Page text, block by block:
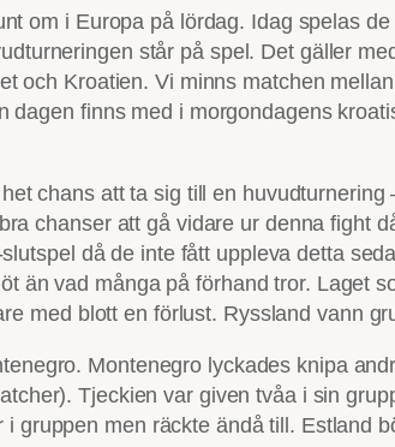
om i Europa på lördag. Idag spelas
står på spel. Det gäller
och Kroatien. Vi minns matchen
finns med i morgondagens
chans att ta sig till en
chanser att gå vidare ur denna fight
då de inte fått uppleva detta
än vad många på förhand tror. Laget
med blott en förlust. Ryssland vann
Montenegro lyckades knipa
Tjeckien var given tvåa i sin
gruppen men räckte ändå till. Estland